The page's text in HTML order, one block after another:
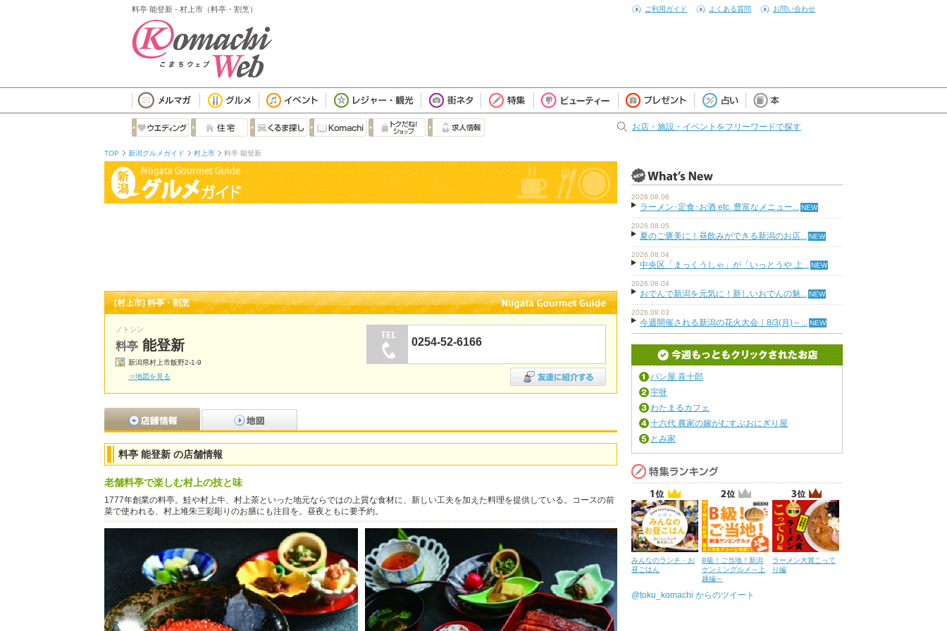
料亭 能登新 - 村上市（料亭・割烹） ご利用ガイド よくある質問 お問い合わせ
お店・施設・イベントをフリーワードで探す
TOP 新潟グルメガイド 村上市 料亭 能登新
[村上市] 料亭・割烹
ノトシン
料亭 能登新
新潟県村上市飯野2-1-9
⇒地図を見る
0254-52-6166
料亭 能登新 の店舗情報
老舗料亭で楽しむ村上の技と味
1777年創業の料亭。鮭や村上牛、村上茶といった地元ならではの上質な食材に、新しい工夫を加えた料理を提供している。コースの前
菜で使われる、村上堆朱三彩彫りのお膳にも注目を。昼夜ともに要予約。
2026.08.06
ラーメン･定食･お酒 etc. 豊富なメニュー...
2026.08.05
夏のご褒美に！昼飲みができる新潟のお店...
2026.08.04
中央区「まっくうしゃ」が「いっとうや 上...
2026.08.04
おでんで新潟を元気に！新しいおでんの魅...
2026.08.03
今週開催される新潟の花火大会｜8/3(月)～...
パン屋 喜十郎
宇呀
わたまるカフェ
十六代 農家の嫁がむすぶおにぎり屋
とみ家
みんなのランチ・お
昼ごはん
B級！ご当地！新潟
ケンミングルメ～上
越編～
ラーメン大賞こって
り編
@toku_komachi からのツイート